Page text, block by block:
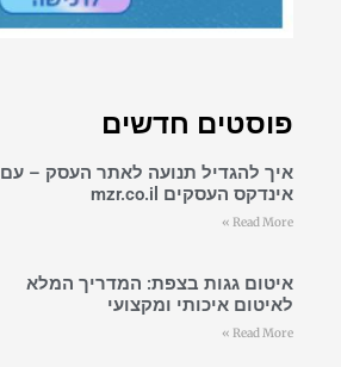
פוסטים חדשים
איך להגדיל תנועה לאתר העסק – עם
אינדקס העסקים mzr.co.il
Read More »
איטום גגות בצפת: המדריך המלא
לאיטום איכותי ומקצועי
Read More »